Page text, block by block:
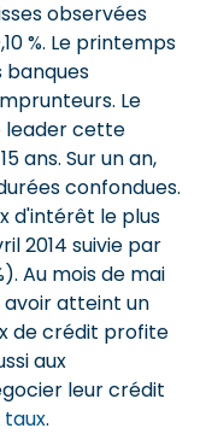
observées
%. Le printemps
banques
Le
leader cette
ans. Sur un an,
confondues.
d'intérêt le plus
2014 suivie par
Au mois de mai
avoir atteint un
de crédit profite
aux
leur crédit
taux.